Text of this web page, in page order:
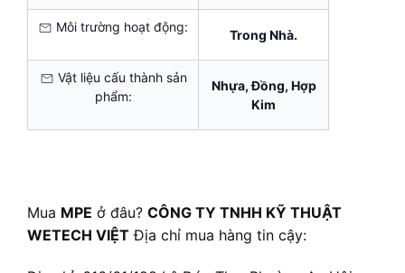
Môi trường hoạt động:
Trong Nhà.
Vật liệu cấu thành sản
phẩm:
Nhựa, Đồng, Hợp
Kim
Mua MPE ở đâu? CÔNG TY TNHH KỸ THUẬT
WETECH VIỆT Địa chỉ mua hàng tin cậy: